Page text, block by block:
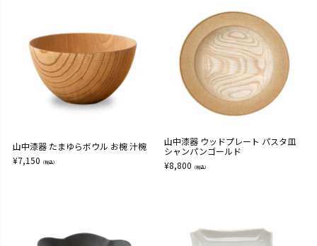
山中漆器 たまゆらボウル お椀 汁椀
¥7,150 （税込）
山中漆器 ウッドプレート パスタ皿
シャンパンゴールド
¥8,800 （税込）